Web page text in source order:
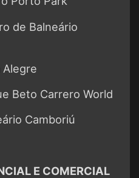
de Balneário
Alegre
Beto Carrero World
Camboriú
E COMERCIAL